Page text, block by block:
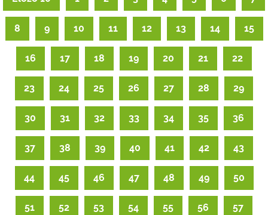
8 9 10 11 12 13 14 15
16 17 18 19 20 21 22
23 24 25 26 27 28 29
30 31 32 33 34 35 36
37 38 39 40 41 42 43
44 45 46 47 48 49 50
51 52 53 54 55 56 57